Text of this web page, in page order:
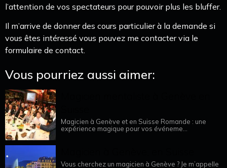
l’attention de vos spectateurs pour pouvoir plus les bluffer.
Il m’arrive de donner des cours particulier à la demande si
vous êtes intéressé vous pouvez me contacter via le
formulaire de contact.
Vous pourriez aussi aimer:
Magicien à Genève et en Suisse Romande : une
expérience magique pour vos événeme...
Vous cherchez un magicien à Genève ? Je m’appelle